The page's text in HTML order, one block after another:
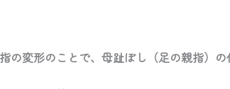
の変形のことで、母趾ぼし（足の親指）